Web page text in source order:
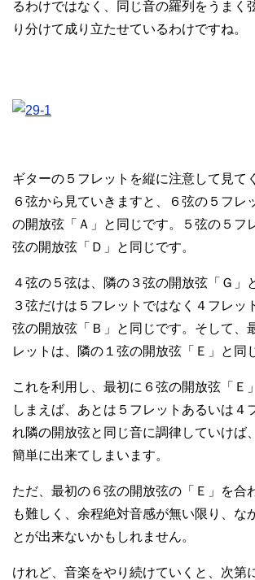
るわけではなく、同じ音の羅列をうまく
り分けて成り立たせているわけですね。
ギターの５フレットを縦に注意して見て
６弦から見ていきますと、６弦の５フレ
の開放弦「Ａ」と同じです。５弦の５フ
弦の開放弦「Ｄ」と同じです。
４弦の５弦は、隣の３弦の開放弦「Ｇ」
３弦だけは５フレットではなく４フレッ
弦の開放弦「Ｂ」と同じです。そして、
レットは、隣の１弦の開放弦「Ｅ」と同
これを利用し、最初に６弦の開放弦「Ｅ
しまえば、あとは５フレットあるいは４
れ隣の開放弦と同じ音に調律していけば
簡単に出来てしまいます。
ただ、最初の６弦の開放弦の「Ｅ」を合
も難しく、余程絶対音感が無い限り、な
とが出来ないかもしれません。
けれど、音楽をやり続けていくと、次第